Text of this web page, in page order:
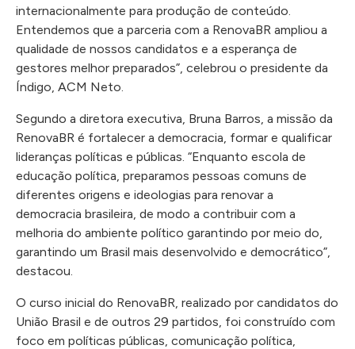
internacionalmente para produção de conteúdo.
Entendemos que a parceria com a RenovaBR ampliou a
qualidade de nossos candidatos e a esperança de
gestores melhor preparados”, celebrou o presidente da
Índigo, ACM Neto.
Segundo a diretora executiva, Bruna Barros, a missão da
RenovaBR é fortalecer a democracia, formar e qualificar
lideranças políticas e públicas. “Enquanto escola de
educação política, preparamos pessoas comuns de
diferentes origens e ideologias para renovar a
democracia brasileira, de modo a contribuir com a
melhoria do ambiente político garantindo por meio do,
garantindo um Brasil mais desenvolvido e democrático”,
destacou.
O curso inicial do RenovaBR, realizado por candidatos do
União Brasil e de outros 29 partidos, foi construído com
foco em políticas públicas, comunicação política,